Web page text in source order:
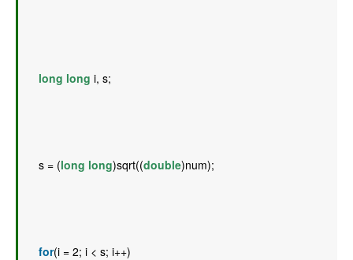
long long i, s;
s = (long long)sqrt((double)num);
for(i = 2; i < s; i++)